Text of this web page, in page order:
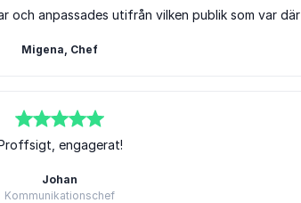
och anpassades utifrån vilken publik som var där
Migena, Chef
engagerat!
Johan
Kommunikationschef